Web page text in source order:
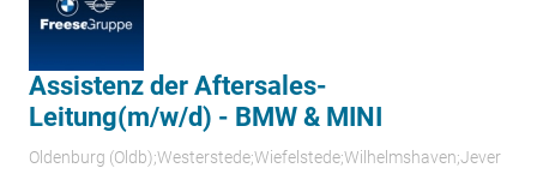
Assistenz der Aftersales-
Leitung(m/w/d) - BMW & MINI
Oldenburg (Oldb);Westerstede;Wiefelstede;Wilhelmshaven;Jever